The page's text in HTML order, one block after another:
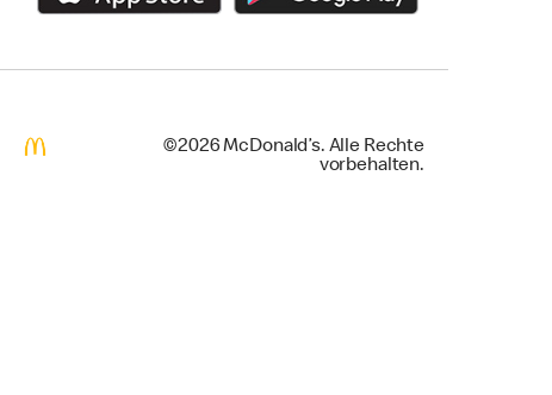
©2026 McDonald’s. Alle Rechte
vorbehalten.